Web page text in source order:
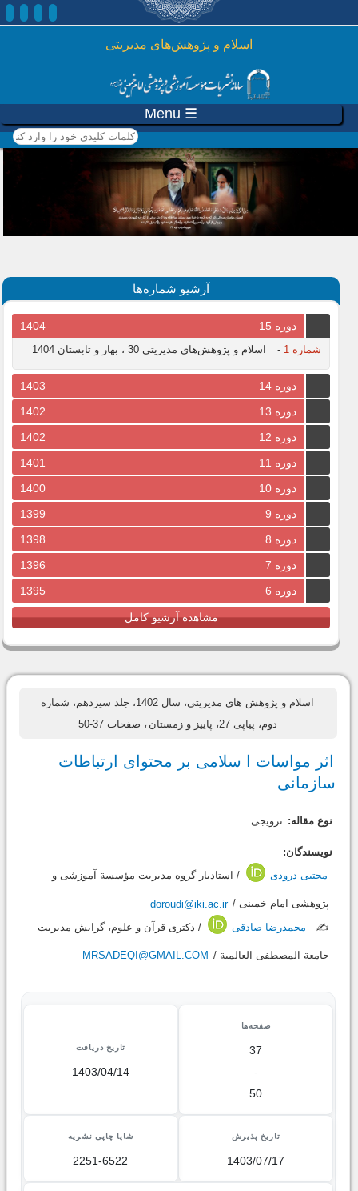
رفتن به محتوای اصلی
اسلام و پژوهش‌های مدیریتی
☰ Menu
کلمات کلیدی خود را وارد
کنید
آرشیو شماره‌ها
دوره 15 1404
شماره 1 - اسلام و پژوهش‌های مدیریتی 30 ، بهار و تابستان 1404
دوره 14
1403
دوره 13
1402
دوره 12
1402
دوره 11
1401
دوره 10
1400
دوره 9
1399
دوره 8
1398
دوره 7
1396
دوره 6
1395
مشاهده آرشیو کامل
اسلام و پژوهش های مدیریتی، سال 1402، جلد سیزدهم، شماره
دوم، پیاپی 27، پاییز و زمستان
، صفحات 37-50
اثر مواسات ا سلامی بر محتوای ارتباطات
سازمانی
نوع مقاله: ترویجی
نویسندگان:
مجتبی درودی
/ استادیار گروه مدیریت مؤسسة آموزشی و
پژوهشی امام خمینی / doroudi@iki.ac.ir
✍️
محمدرضا صادقی / دکتری قرآن و علوم، گرایش مدیریت
جامعة المصطفی العالمیة / MRSADEQI@GMAIL.COM
صفحه‌ها
37
-
50
تاریخ دریافت
1403/04/14
تاریخ پذیرش
1403/07/17
شاپا چاپی نشریه
2251-6522